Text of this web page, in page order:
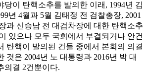
당이 탄핵소추를 발의한 이래, 1994년 김
년 4월과 5월 김태정 전 검찰총장, 2001
과 신승남 전 대검차장에 대한 탄핵소추
있으나 모두 국회에서 부결되거나 안건
탄핵이 발의된 건들 중에서 본회의 의결
것은 2004년 노 대통령과 2016년 박 대
의결 2건뿐이다.